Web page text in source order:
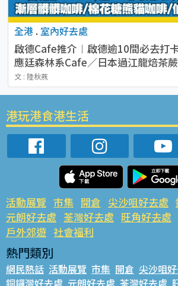
全港 . 室內好去處
啟德Cafe推介︱啟德逾10間必去打
應廷森林系Cafe／日本過江龍焙茶
熊貓咖啡
文 : 陸秋燕
港玩港食港生活
活動展覽 市集 開倉 尖沙咀好去處
元朗好去處 荃灣好去處 旺角好去處
戶外郊遊 社會福利
熱門類別
網民熱話 活動展覽 市集 開倉 尖沙咀
銅鑼灣好去處 元朗好去處 荃灣好去處